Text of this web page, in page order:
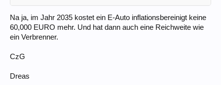
Na ja, im Jahr 2035 kostet ein E-Auto inflationsbereinigt keine
60,000 EURO mehr. Und hat dann auch eine Reichweite wie
ein Verbrenner.
CzG
Dreas